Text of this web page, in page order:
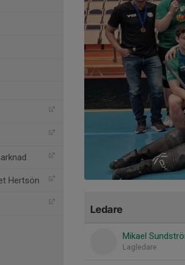
Hertsön
Ledare
Mikael
Lagledare